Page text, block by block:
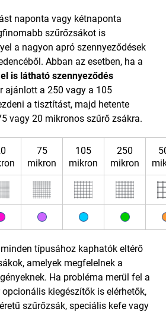
naponta vagy kétnaponta
szűrőzsákot is
a nagyon apró szennyeződések
Abban az esetben, ha a
is látható szennyeződés
ajánlott a 250 vagy a 105
a tisztítást, majd hetente
vagy 20 mikronos szűrő zsákra.
75
mikron
105
mikron
250
mikron
típusához kaphatók eltérő
amelyek megfelelnek a
Ha probléma merül fel a
kiegészítők is elérhetők,
szűrőzsák, speciális kefe vagy